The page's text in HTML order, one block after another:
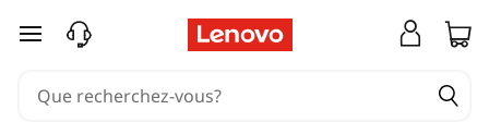
passer au contenu principal